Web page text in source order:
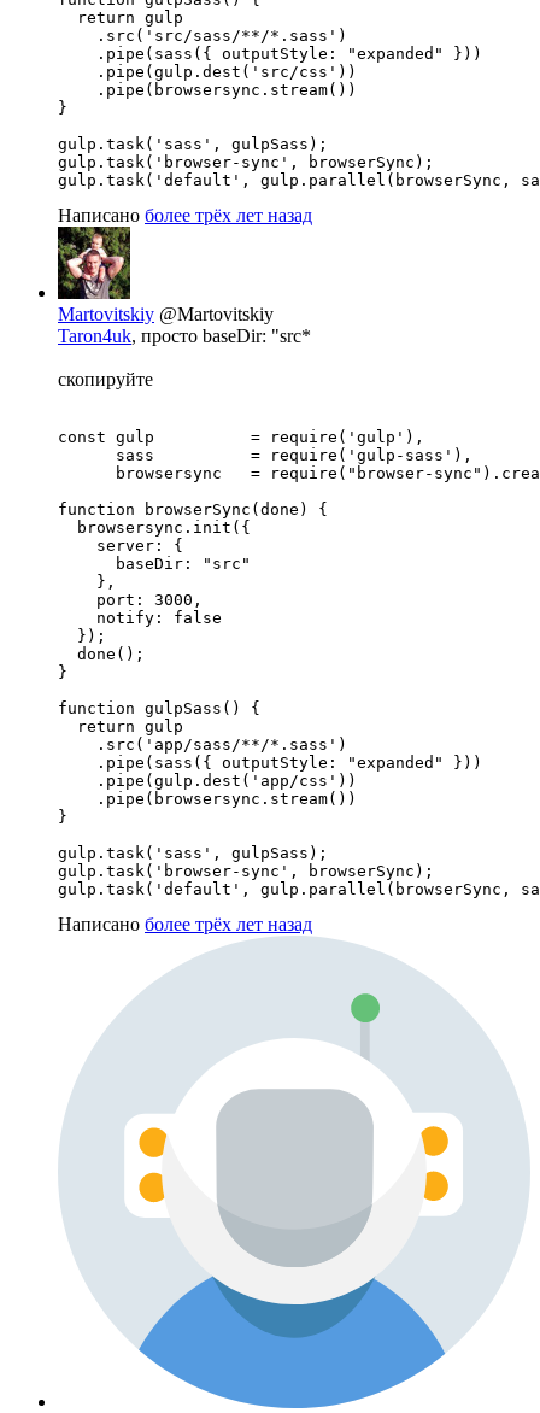
  return gulp
    .src('src/sass/**/*.sass')
    .pipe(sass({ outputStyle: "expanded" }))
    .pipe(gulp.dest('src/css'))
    .pipe(browsersync.stream())
}
gulp.task('sass', gulpSass);
gulp.task('browser-sync', browserSync);
gulp.task('default', gulp.parallel(browserSync,
Написано более трёх лет назад
Martovitskiy @Martovitskiy
Taron4uk, просто baseDir: "src*
скопируйте
const gulp          = require('gulp'),
      sass          = require('gulp-sass'),
browsersync   = require("browser-
function browserSync(done) {
  browsersync.init({
    server: {
      baseDir: "src"
    },
    port: 3000,
    notify: false
  });
  done();
}
function gulpSass() {
  return gulp
    .src('app/sass/**/*.sass')
    .pipe(sass({ outputStyle: "expanded" }))
    .pipe(gulp.dest('app/css'))
    .pipe(browsersync.stream())
}
gulp.task('sass', gulpSass);
gulp.task('browser-sync', browserSync);
gulp.task('default', gulp.parallel(browserSync,
Написано более трёх лет назад